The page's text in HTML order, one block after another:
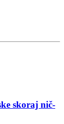
skoraj nič-